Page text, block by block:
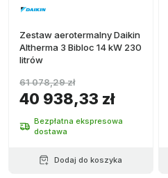
Zestaw aerotermalny Daikin
Altherma 3 Bibloc 14 kW 230
litrów
40 938,33 zł
61 078,29 zł
Bezpłatna ekspresowa
dostawa
Dodaj do koszyka